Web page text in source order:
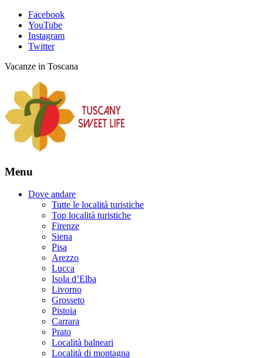
Facebook
YouTube
Instagram
Twitter
Vacanze in Toscana
Menu
Dove andare
Tutte le località turistiche
Top località turistiche
Firenze
Siena
Pisa
Arezzo
Lucca
Isola d’Elba
Livorno
Grosseto
Pistoia
Carrara
Prato
Località balneari
Località di montagna